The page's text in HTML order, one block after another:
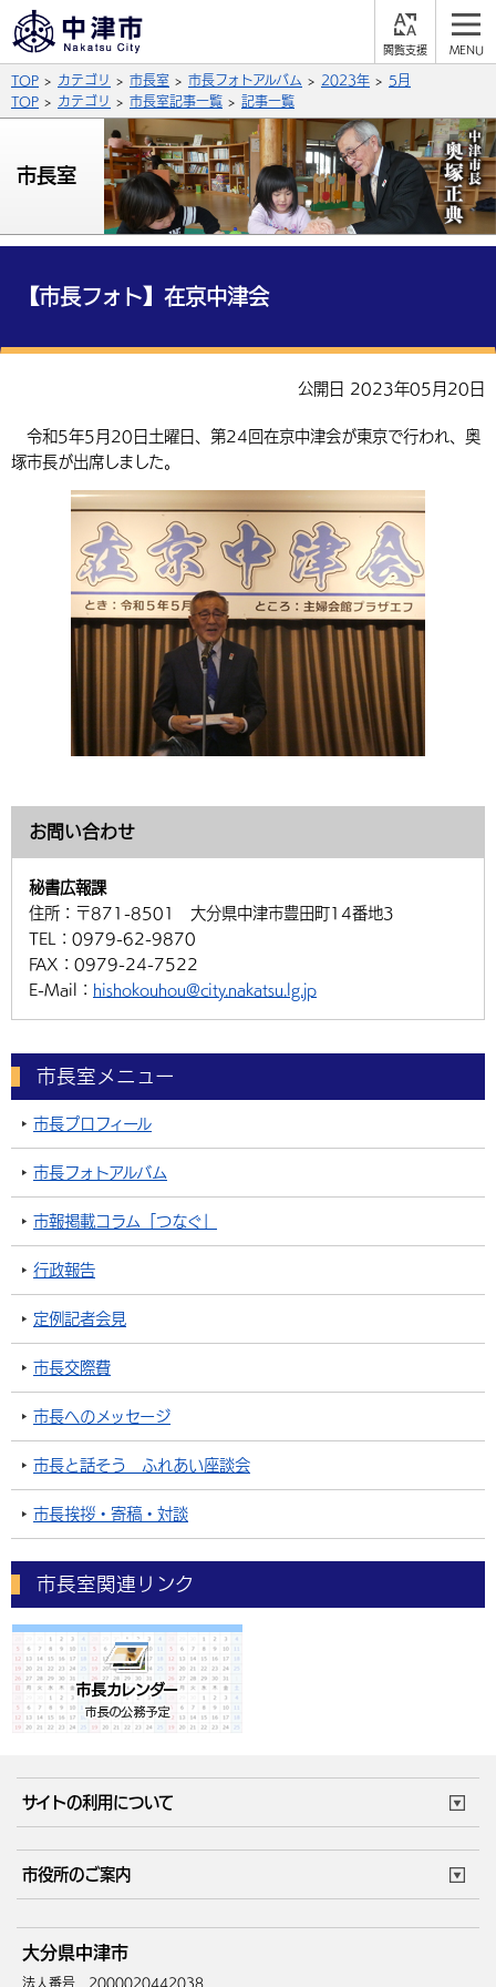
支
背景色
青 白
文字の大きさ
拡大 標準 縮小
言語を選択
英語（English） 中国語（簡体字）
中国語（繁体字） 韓国語（한국어）
組織案内
公式SNS
X (Twitter) YouTube
サイト内検索
総合メニュー
保険・年金
福祉・介護 健康・予防
税金
環境・衛生 生涯学習・スポーツ・人権
外国人の方向け情報
入札・契約 産業・雇用
子育て・教育
手当・助成 健康・医療
相談・支援・情報 計画・施策
スポットを探す
遊ぶ・体験する グルメ・食べる
買う・おみやげ 四季のイベント・祭り
移住・定住
中津市について 市役所の紹介
地方創生・地域活性化 広報・広聴
行政・計画
TOP カテゴリ 市長室 市長フォトアルバム 2023年
5月
TOP
カテゴリ 市長室記事一覧 記事一覧
市長室
【市長フォト】在京中津会
公開日 2023年05月20日
令和5年5月20日土曜日、第24回在京中津会が東京で行われ、奥
塚市長が出席しました。
お問い合わせ
秘書広報課
住所： 〒871-8501 大分県中津市豊田町14番地3
TEL： 0979-62-9870
FAX： 0979-24-7522
E-Mail： hishokouhou@city.nakatsu.lg.jp
市長室メニュー
市長プロフィール
市長フォトアルバム
市報掲載コラム「つなぐ」
行政報告
定例記者会見
市長交際費
市長へのメッセージ
市長と話そう ふれあい座談会
市長挨拶・寄稿・対談
市長室関連リンク
サイトの利用について
サイトマップ
市役所のご案内
庁舎地図 組織案内
中津市へのアクセス
大分県中津市
法人番号 2000020442038